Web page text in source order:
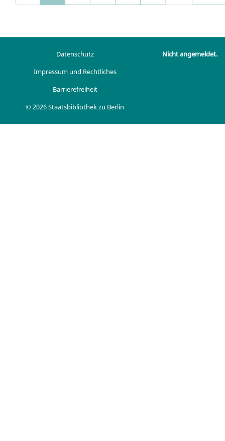
Datenschutz
Impressum und Rechtliches
Barrierefreiheit
© 2026 Staatsbibliothek zu Berlin
Nicht angemeldet.